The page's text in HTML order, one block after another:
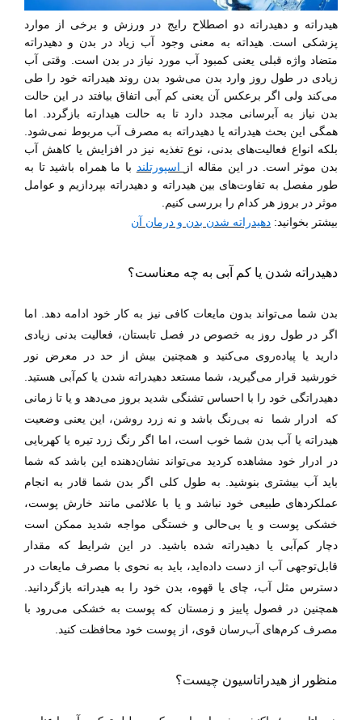
هیدراته و دهیدراته دو اصطلاح رایج در ورزش و برخی از موارد
پزشکی است. هیداته به معنی وجود آب زیاد در بدن و دهیدراته
متضاد واژه قبلی یعنی کمبود آب مورد نیاز در بدن است. وقتی آب
زیادی در طول روز وارد بدن می‌شود بدن روند هیدراته خود را طی
می‌کند ولی اگر برعکس آن یعنی کم آبی اتفاق بیافتد در این حالت
بدن نیاز به آبرسانی مجدد دارد تا به حالت هیدارته بازگردد. اما
همگی این بحث هیدراته یا دهیدراته به مصرف آب مربوط نمی‌شود.
بلکه انواع فعالیت‌های بدنی، نوع تغذیه نیز در افزایش یا کاهش آب
بدن موثر است. در این مقاله از
اسپورتلند با ما همراه باشید تا به
طور مفصل به تفاوت‌های بین هیدراته و دهیدراته بپردازیم و عوامل
موثر در بروز هر کدام را بررسی کنیم.
بیشتر بخوانید: دهیدراته شدن بدن و درمان آن
دهیدراته شدن یا کم آبی به چه معناست؟
بدن شما می‌تواند بدون مایعات کافی نیز به کار خود ادامه دهد. اما
اگر در طول روز به خصوص در فصل تابستان، فعالیت بدنی زیادی
دارید یا پیاده‌روی می‌کنید و همچنین بیش از حد در معرض نور
خورشید قرار می‌گیرید، شما مستعد دهیدراته شدن یا کم‌آبی هستید.
دهیدراتگی خود را با احساس تشنگی شدید بروز می‌دهد و یا تا زمانی
که
ادرار شما
نه بی‌رنگ باشد و نه زرد روشن، این یعنی وضعیت
هیدراته یا آب بدن شما خوب است، اما اگر رنگ زرد تیره یا کهربایی
در ادرار خود مشاهده کردید می‌تواند نشان‌دهنده این باشد که شما
باید آب بیشتری بنوشید
. به طول کلی اگر بدن شما قادر به انجام
عملکردهای طبیعی خود نباشد و یا با علائمی مانند خارش پوست،
خشکی پوست و یا بی‌حالی و خستگی مواجه شدید ممکن است
دچار کم‌آبی یا دهیدراته شده باشید. در این شرایط که مقدار
قابل‌توجهی آب از دست داده‌اید، باید به نحوی با مصرف مایعات در
دسترس مثل آب، چای یا قهوه، بدن خود را به هیدراته بازگردانید.
همچنین در فصول پاییز و زمستان که پوست به خشکی می‌رود با
مصرف کرم‌های آب‌رسان قوی، از پوست خود محافظت کنید.
منظور از هیدراتاسیون چیست؟